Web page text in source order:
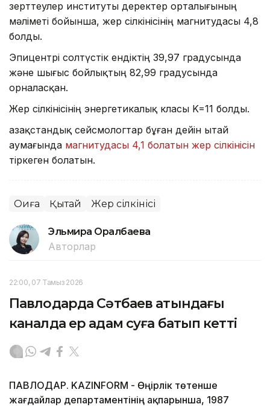
зерттеулер институты деректер орталығының
мәліметі бойынша, жер сілкінісінің магнитудасы 4,8
болды.
Эпицентрі солтүстік ендіктің 39,97 градусында
және шығыс бойлықтың 82,99 градусында
орналасқан.
Жер сілкінісінің энергетикалық класы K=11 болды.
Қазақстандық сейсмологтар бұған дейін Қытай
аумағында магнитудасы 4,1 болатын жер сілкінісін
тіркеген болатын.
Оқиға Қытай Жер сілкінісі
Эльмира Оралбаева
Авторлар
22:00, 07 Тамыз 2026
Павлодарда Сәтбаев атындағы
каналда ер адам суға батып кетті
ПАВЛОДАР. KAZINFORM - Өңірлік төтенше
жағдайлар департаментінің ақпарынша, 1987